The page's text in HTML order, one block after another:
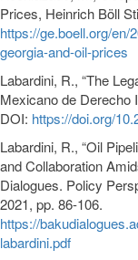
Prices, Heinrich Böll
https://ge.boell.org/
georgia-and-oil-prices
Labardini, R., “The
Mexicano de Derecho
DOI: https://doi.org/
Labardini, R., “Oil
and Collaboration
Dialogues. Policy
2021, pp. 86-106.
https://
labardini.pdf